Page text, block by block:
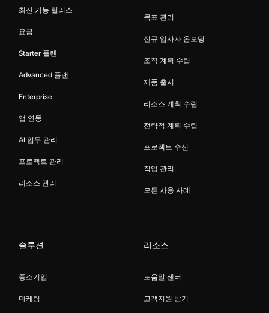
최신 기능 릴리스
요금
Starter 플랜
Advanced 플랜
Enterprise
앱 연동
AI 업무 관리
프로젝트 관리
리소스 관리
목표 관리
신규 입사자 온보딩
조직 계획 수립
제품 출시
리소스 계획 수립
전략적 계획 수립
프로젝트 수신
작업 관리
모든 사용 사례
솔루션
중소기업
마케팅
리소스
도움말 센터
고객지원 받기